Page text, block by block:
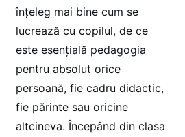
înțeleg mai bine cum se
lucrează cu copilul, de ce
este esențială pedagogia
pentru absolut orice
persoană, fie cadru didactic,
fie părinte sau oricine
altcineva. Începând din clasa